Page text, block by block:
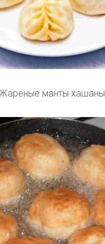
Жареные манты хашаны